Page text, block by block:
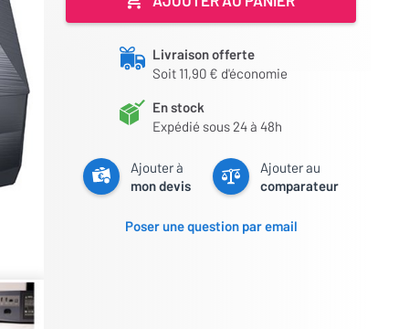
Livraison offerte
Soit 11,90 € d'économie
En stock
Expédié sous 24 à 48h
Ajouter à
mon devis
Ajouter au
comparateur
Poser une question par email